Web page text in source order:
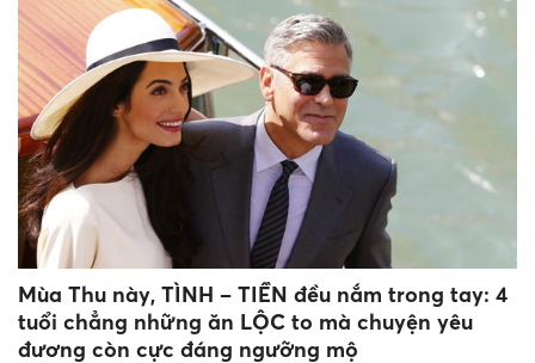
Mùa Thu này, TÌNH – TIỀN đều nắm trong tay: 4
tuổi chẳng những ăn LỘC to mà chuyện yêu
đương còn cực đáng ngưỡng mộ